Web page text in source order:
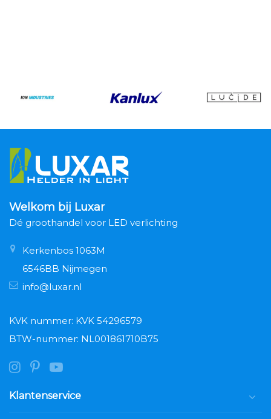
Welkom bij Luxar
Dé groothandel voor LED verlichting
Kerkenbos 1063M
6546BB Nijmegen
info@luxar.nl
KVK nummer: KVK 54296579
BTW-nummer: NL001861710B75
Klantenservice